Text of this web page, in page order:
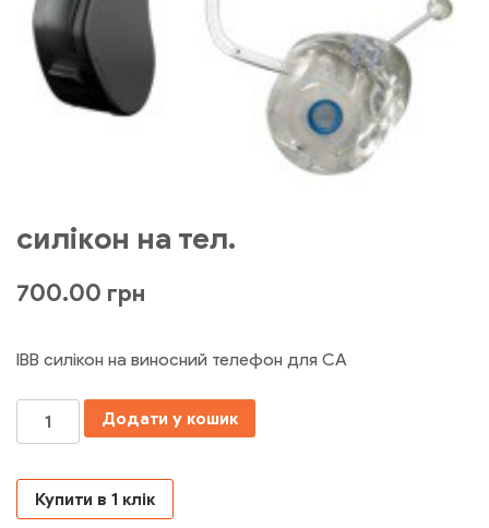
силікон на тел.
700.00 грн
ІВВ силікон на виносний телефон для СА
Кількість Додати у кошик
Купити в 1 клік